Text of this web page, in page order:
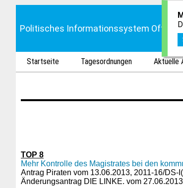
Politisches Informationssystem
Startseite Tagesordnungen Aktuelle
TOP 8
Mehr Kontrolle des Magistrates bei den
Antrag Piraten vom 13.06.2013, 2011-16/DS-
Änderungsantrag DIE LINKE. vom